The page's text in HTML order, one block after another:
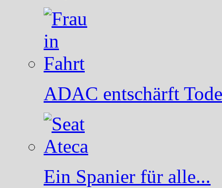
ADAC entschärft
Ein Spanier für alle...